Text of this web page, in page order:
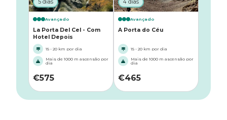
5 dias
Avançado
La Porta Del Cel - Com
Hotel Depois
15 - 20 km por dia
Mais de 1000 m ascensão por
dia
€575
4 dias
Avançado
A Porta do Céu
15 - 20 km por dia
Mais de 1000 m ascensão por
dia
€465